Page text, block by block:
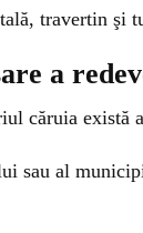
travertin şi
a
căruia există
sau al